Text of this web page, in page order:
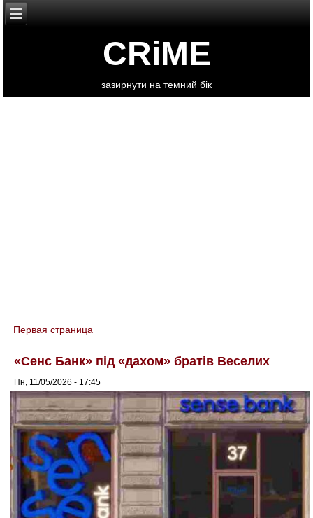
CRiME
зазирнути на темний бік
You are here
Первая страница
«Сенс Банк» під «дахом» братів Веселих
Пн, 11/05/2026 - 17:45